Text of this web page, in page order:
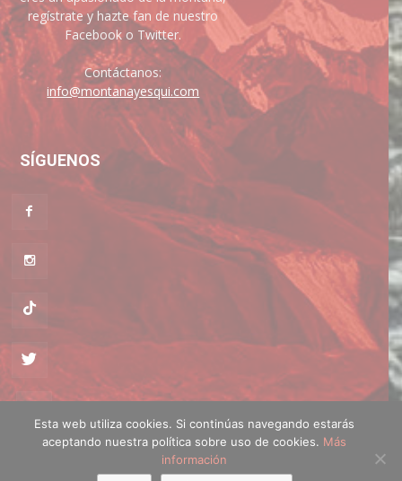
regístrate y hazte fan de nuestro
Facebook o Twitter.
Contáctanos:
info@montanayesqui.com
SÍGUENOS
Política de cookies·Política de privacidad
Esta web utiliza cookies. Si continúas navegando estarás
aceptando nuestra política sobre uso de cookies. Más
información